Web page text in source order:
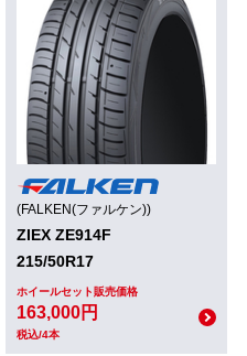
(FALKEN(ファルケン))
ZIEX ZE914F
215/50R17
ホイールセット販売価格
163,000円
税込/4本